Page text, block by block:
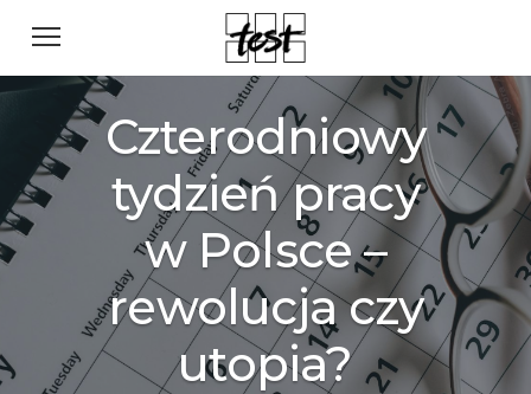
Czterodniowy
tydzień pracy
w Polsce –
rewolucja czy
utopia?